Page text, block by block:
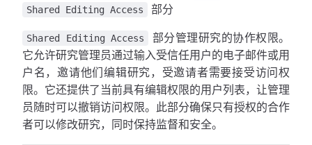
Shared Editing Access 部分
Shared Editing Access
部分管理研究的协作权限。
它允许研究管理员通过输入受信任用户的电子邮件或用
户名，邀请他们编辑研究，受邀请者需要接受访问权
限。它还提供了当前具有编辑权限的用户列表，让管理
员随时可以撤销访问权限。此部分确保只有授权的合作
者可以修改研究，同时保持监督和安全。